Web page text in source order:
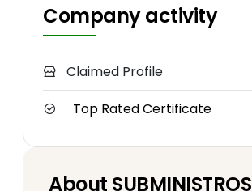
Company activity
Claimed Profile
Top Rated Certificate
About SUBMINISTROS